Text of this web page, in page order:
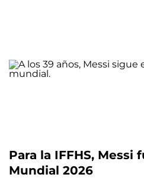
Para la IFFHS, Messi
Mundial 2026